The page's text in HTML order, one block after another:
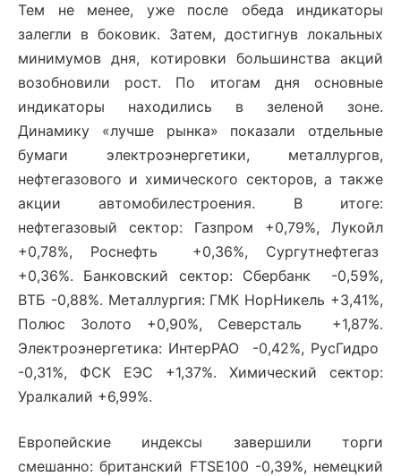
Тем не менее, уже после обеда индикаторы
залегли в боковик. Затем, достигнув локальных
минимумов дня, котировки большинства акций
возобновили рост. По итогам дня основные
индикаторы находились в зеленой зоне.
Динамику «лучше рынка» показали отдельные
бумаги электроэнергетики, металлургов,
нефтегазового и химического секторов, а также
акции автомобилестроения. В итоге:
нефтегазовый сектор: Газпром +0,79%, Лукойл
+0,78%, Роснефть +0,36%, Сургутнефтегаз
+0,36%. Банковский сектор: Сбербанк -0,59%,
ВТБ -0,88%. Металлургия: ГМК НорНикель +3,41%,
Полюс Золото +0,90%, Северсталь +1,87%.
Электроэнергетика: ИнтерРАО -0,42%, РусГидро
-0,31%, ФСК ЕЭС +1,37%. Химический сектор:
Уралкалий +6,99%.
Европейские индексы завершили торги
смешанно: британский FTSE100 -0,39%, немецкий